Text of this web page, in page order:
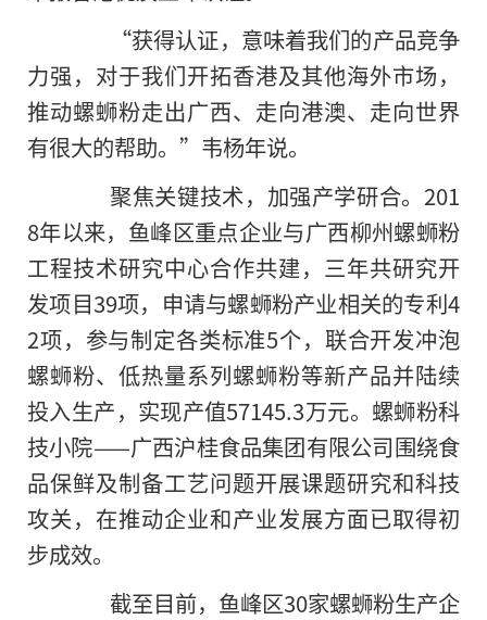
“获得认证，意味着我们的产品竞争
力强，对于我们开拓香港及其他海外市场，
推动螺蛳粉走出广西、走向港澳、走向世界
有很大的帮助。”韦杨年说。
聚焦关键技术，加强产学研合。201
8年以来，鱼峰区重点企业与广西柳州螺蛳粉
工程技术研究中心合作共建，三年共研究开
发项目39项，申请与螺蛳粉产业相关的专利4
2项，参与制定各类标准5个，联合开发冲泡
螺蛳粉、低热量系列螺蛳粉等新产品并陆续
投入生产，实现产值57145.3万元。螺蛳粉科
技小院——广西沪桂食品集团有限公司围绕食
品保鲜及制备工艺问题开展课题研究和科技
攻关，在推动企业和产业发展方面已取得初
步成效。
截至目前，鱼峰区30家螺蛳粉生产企